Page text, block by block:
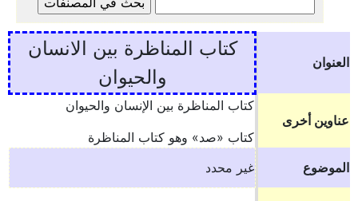
العنوان
كتاب المناظرة بين الانسان
والحيوان
عناوين أخرى
كتاب المناظرة بين الإنسان والحيوان
كتاب «صد» وهو كتاب المناظرة
الموضوع
غير محدد